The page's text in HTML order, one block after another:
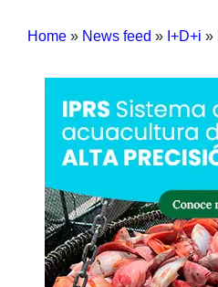
Home » News feed » I+D+i »